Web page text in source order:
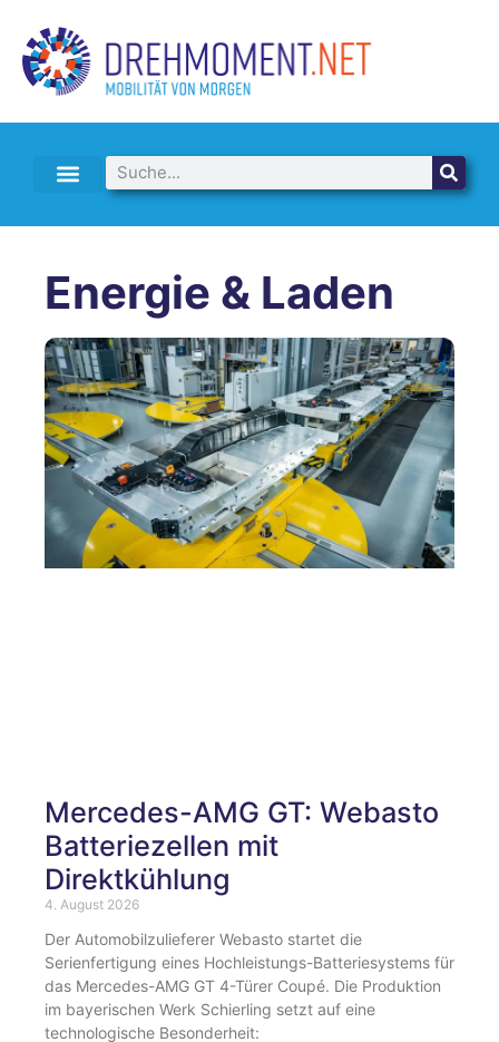
Energie & Laden
Mercedes-AMG GT: Webasto
Batteriezellen mit
Direktkühlung
4. August 2026
Der Automobilzulieferer Webasto startet die
Serienfertigung eines Hochleistungs-Batteriesystems für
das Mercedes-AMG GT 4-Türer Coupé. Die Produktion
im bayerischen Werk Schierling setzt auf eine
technologische Besonderheit: